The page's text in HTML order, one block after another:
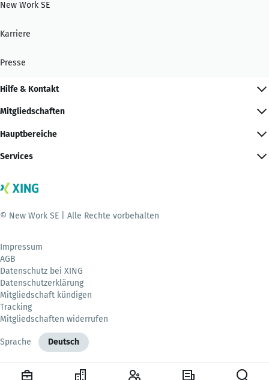
New Work SE
Karriere
Presse
Hilfe & Kontakt
Mitgliedschaften
Hauptbereiche
Services
© New Work SE | Alle Rechte vorbehalten
Impressum
AGB
Datenschutz bei XING
Datenschutzerklärung
Mitgliedschaft kündigen
Tracking
Mitgliedschaften widerrufen
Sprache Deutsch